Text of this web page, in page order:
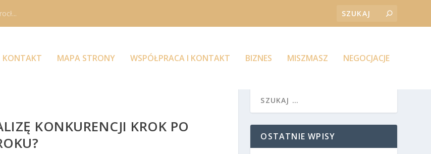
KONTAKT MAPA STRONY WSPÓŁPRACA I KONTAKT BIZNES MISZMASZ NEGOCJACJE
KONKURENCJI KROK PO
OSTATNIE WPISY